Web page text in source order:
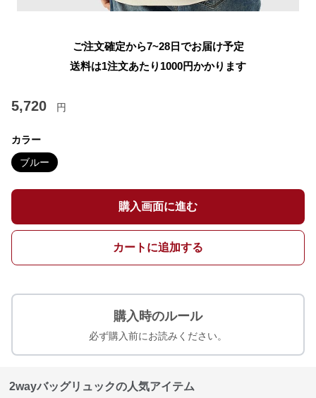
ご注文確定から7~28日でお届け予定
送料は1注文あたり 1000円かかります
5,720 円
カラー
ブルー
購入画面に進む
カートに追加する
購入時のルール
必ず購入前にお読みください。
2wayバッグリュックの人気アイテム